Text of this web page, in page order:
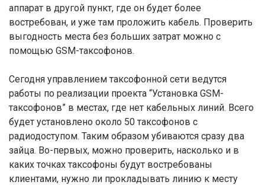
аппарат в другой пункт, где он будет более
востребован, и уже там проложить кабель. Проверить
выгодность места без больших затрат можно с
помощью GSM-таксофонов.
Сегодня управлением таксофонной сети ведутся
работы по реализации проекта “Установка GSM-
таксофонов” в местах, где нет кабельных линий. Всего
будет установлено около 50 таксофонов с
радиодоступом. Таким образом убиваются сразу два
зайца. Во-первых, можно проверить, насколько и в
каких точках таксофоны будут востребованы
клиентами, нужно ли прокладывать линию к месту